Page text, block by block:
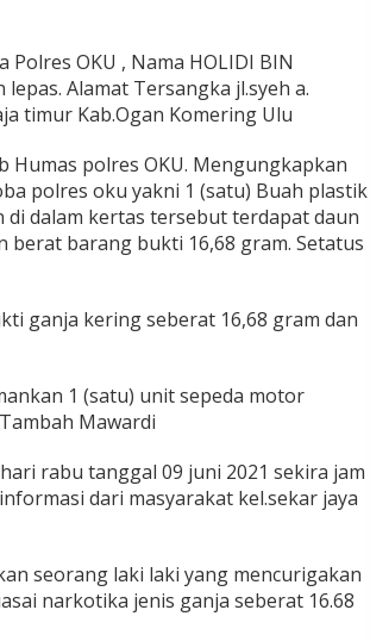
OKU , Nama HOLIDI BIN
Alamat Tersangka jl.syeh a.
timur Kab.Ogan Komering Ulu
Humas polres OKU. Mengungkapkan
polres oku yakni 1 (satu) Buah plastik
dalam kertas tersebut terdapat daun
barang bukti 16,68 gram. Setatus
ganja kering seberat 16,68 gram dan
1 (satu) unit sepeda motor
Mawardi
rabu tanggal 09 juni 2021 sekira jam
dari masyarakat kel.sekar jaya
seorang laki laki yang mencurigakan
narkotika jenis ganja seberat 16.68